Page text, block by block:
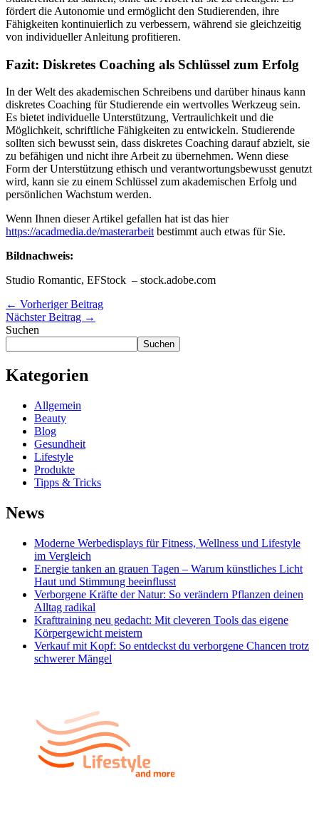
fördert die Autonomie und ermöglicht den Studierenden, ihre
Fähigkeiten kontinuierlich zu verbessern, während sie gleichzeitig
von individueller Anleitung profitieren.
Fazit: Diskretes Coaching als Schlüssel zum Erfolg
In der Welt des akademischen Schreibens und darüber hinaus kann
diskretes Coaching für Studierende ein wertvolles Werkzeug sein.
Es bietet individuelle Unterstützung, Vertraulichkeit und die
Möglichkeit, schriftliche Fähigkeiten zu entwickeln. Studierende
sollten sich bewusst sein, dass diskretes Coaching darauf abzielt, sie
zu befähigen und nicht ihre Arbeit zu übernehmen. Wenn diese
Form der Unterstützung ethisch und verantwortungsbewusst genutzt
wird, kann sie zu einem Schlüssel zum akademischen Erfolg und
persönlichen Wachstum werden.
Wenn Ihnen dieser Artikel gefallen hat ist das hier
https://acadmedia.de/masterarbeit bestimmt auch etwas für Sie.
Bildnachweis:
Studio Romantic, EFStock – stock.adobe.com
← Vorheriger Beitrag
Nächster Beitrag →
Suchen
Suchen
Kategorien
Allgemein
Beauty
Blog
Gesundheit
Lifestyle
Produkte
Tipps & Tricks
News
Moderne Werbedisplays für Fitness, Wellness und Lifestyle
im Vergleich
Energie tanken an grauen Tagen – Warum künstliches Licht
Haut und Stimmung beeinflusst
Verborgene Kräfte der Natur: So verändern Pflanzen deinen
Alltag radikal
Krafttraining neu gedacht: Mit cleveren Tools das eigene
Körpergewicht meistern
Verkauf mit Kopf: So entdeckst du verborgene Chancen trotz
schwerer Mängel